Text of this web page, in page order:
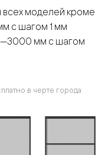
моделей кроме
с шагом 1 мм
мм с шагом
в черте города